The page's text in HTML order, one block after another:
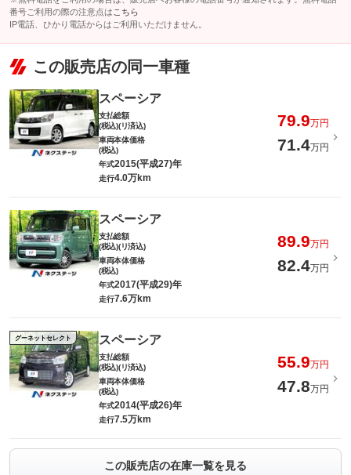
番号ご利用の際の注意点は こちら
IP電話、ひかり電話からはご利用いただけません。
この販売店の同一車種
スペーシア
支払総額
(税込)(リ済込)
79.9万円
車両本体価格
(税込)
71.4万円
年式2015(平成27)年
走行4.0万km
スペーシア
支払総額
(税込)(リ済込)
89.9万円
車両本体価格
(税込)
82.4万円
年式2017(平成29)年
走行7.6万km
グーネットセレクト スペーシア
支払総額
(税込)(リ済込)
55.9万円
車両本体価格
(税込)
47.8万円
年式2014(平成26)年
走行7.5万km
この販売店の在庫一覧を見る